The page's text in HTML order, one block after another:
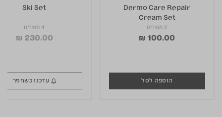
Dermo Care Repair
Cream Set
2 מוצרים
₪ 100.00
הוספה לסל
Ski Set
4 מוצרים
₪ 230.00
עדכנו כשחוזר